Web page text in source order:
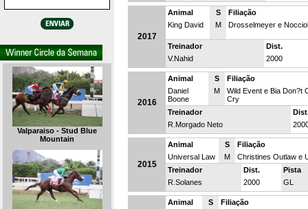
Valparaiso - Stud Blue
Mountain
2017
Animal S
Filiação
King David
M Drosselmeyer e
Treinador
Dist.
V.Nahid
2000
2016
Animal S
Filiação
Daniel
Boone
M
Wild Event e Bia Don?t
Cry
Treinador
R.Morgado Neto
2015
Animal S
Filiação
Universal Law
M
Christines Outlaw e
Treinador
Dist.
Pista
R.Solanes
2000 GL
Animal S
Filiação